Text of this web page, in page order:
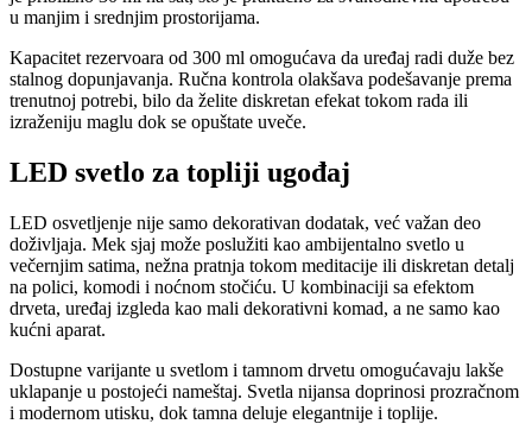
u manjim i srednjim prostorijama.
Kapacitet rezervoara od 300 ml omogućava da uređaj radi duže bez
stalnog dopunjavanja. Ručna kontrola olakšava podešavanje prema
trenutnoj potrebi, bilo da želite diskretan efekat tokom rada ili
izraženiju maglu dok se opuštate uveče.
LED svetlo za topliji ugođaj
LED osvetljenje nije samo dekorativan dodatak, već važan deo
doživljaja. Mek sjaj može poslužiti kao ambijentalno svetlo u
večernjim satima, nežna pratnja tokom meditacije ili diskretan detalj
na polici, komodi i noćnom stočiću. U kombinaciji sa efektom
drveta, uređaj izgleda kao mali dekorativni komad, a ne samo kao
kućni aparat.
Dostupne varijante u svetlom i tamnom drvetu omogućavaju lakše
uklapanje u postojeći nameštaj. Svetla nijansa doprinosi prozračnom
i modernom utisku, dok tamna deluje elegantnije i toplije.